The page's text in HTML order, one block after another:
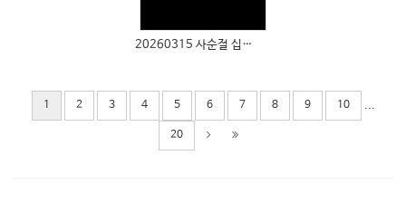
20260315 사순절 십자가 묵상
1 2 3 4 5 6 7 8 9 10 ...
20